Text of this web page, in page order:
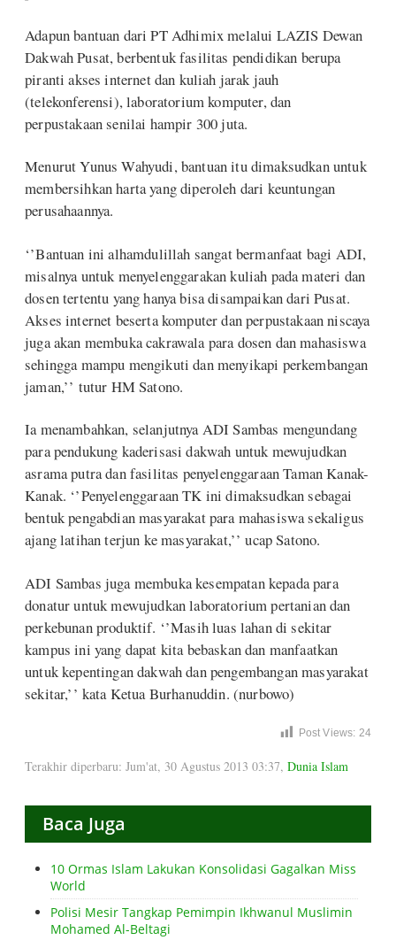
Adapun bantuan dari PT Adhimix melalui LAZIS Dewan
Dakwah Pusat, berbentuk fasilitas pendidikan berupa
piranti akses internet dan kuliah jarak jauh
(telekonferensi), laboratorium komputer, dan
perpustakaan senilai hampir 300 juta.
Menurut Yunus Wahyudi, bantuan itu dimaksudkan untuk
membersihkan harta yang diperoleh dari keuntungan
perusahaannya.
‘’Bantuan ini alhamdulillah sangat bermanfaat bagi ADI,
misalnya untuk menyelenggarakan kuliah pada materi dan
dosen tertentu yang hanya bisa disampaikan dari Pusat.
Akses internet beserta komputer dan perpustakaan niscaya
juga akan membuka cakrawala para dosen dan mahasiswa
sehingga mampu mengikuti dan menyikapi perkembangan
jaman,’’ tutur HM Satono.
Ia menambahkan, selanjutnya ADI Sambas mengundang
para pendukung kaderisasi dakwah untuk mewujudkan
asrama putra dan fasilitas penyelenggaraan Taman Kanak-
Kanak. ‘’Penyelenggaraan TK ini dimaksudkan sebagai
bentuk pengabdian masyarakat para mahasiswa sekaligus
ajang latihan terjun ke masyarakat,’’ ucap Satono.
ADI Sambas juga membuka kesempatan kepada para
donatur untuk mewujudkan laboratorium pertanian dan
perkebunan produktif. ‘’Masih luas lahan di sekitar
kampus ini yang dapat kita bebaskan dan manfaatkan
untuk kepentingan dakwah dan pengembangan masyarakat
sekitar,’’ kata Ketua Burhanuddin. (nurbowo)
Post Views: 24
Terakhir diperbaru: Jum'at, 30 Agustus 2013 03:37, Dunia Islam
Baca Juga
10 Ormas Islam Lakukan Konsolidasi Gagalkan Miss
World
Polisi Mesir Tangkap Pemimpin Ikhwanul Muslimin
Mohamed Al-Beltagi